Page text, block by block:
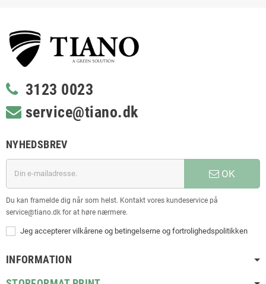
3123 0023
service@tiano.dk
NYHEDSBREV
OK
Du kan framelde dig når som helst. Kontakt vores kundeservice på
service@tiano.dk for at høre nærmere.
Jeg accepterer vilkårene og betingelserne og fortrolighedspolitikken
INFORMATION